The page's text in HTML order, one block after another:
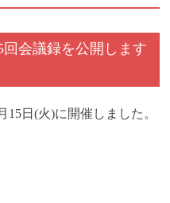
会議録を公開します
日(火)に開催しました。